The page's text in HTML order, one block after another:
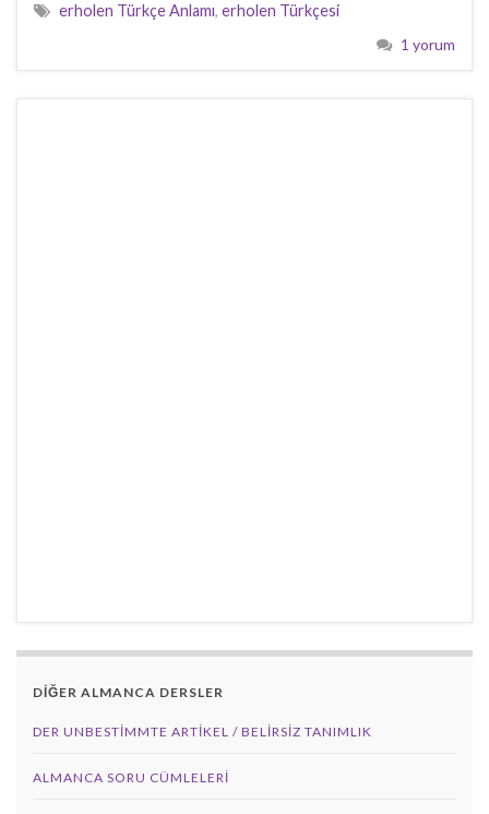
erholen Türkçe Anlamı, erholen Türkçesi
1 yorum
DİĞER ALMANCA DERSLER
DER UNBESTIMMTE ARTIKEL / BELIRSIZ TANIMLIK
ALMANCA SORU CÜMLELERI